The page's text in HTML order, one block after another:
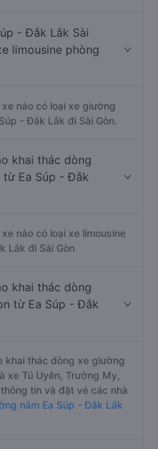
- Đắk Lắk Sài
limousine phòng
nào có loại xe giường
- Đắk Lắk đi Sài Gòn.
khai thác dòng
từ Ea Súp - Đắk
nào có loại xe limousine
Lắk đi Sài Gòn
khai thác dòng
từ Ea Súp - Đắk
khai thác dòng xe giường
xe Tú Uyên, Trường My,
tin và đặt vé các nhà
nằm Ea Súp - Đắk Lắk